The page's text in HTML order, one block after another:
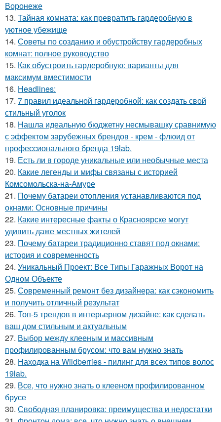
Воронеже
13. Тайная комната: как превратить гардеробную в
уютное убежище
14. Советы по созданию и обустройству гардеробных
комнат: полное руководство
15. Как обустроить гардеробную: варианты для
максимум вместимости
16. Headlines:
17. 7 правил идеальной гардеробной: как создать свой
стильный уголок
18. Нашла идеальную бюджетну несмывашку сравнимую
с эффектом зарубежных брендов - крем - флюид от
профессионального бренда 19lab.
19. Есть ли в городе уникальные или необычные места
20. Какие легенды и мифы связаны с историей
Комсомольска-на-Амуре
21. Почему батареи отопления устанавливаются под
окнами: Основные причины
22. Какие интересные факты о Красноярске могут
удивить даже местных жителей
23. Почему батареи традиционно ставят под окнами:
история и современность
24. Уникальный Проект: Все Типы Гаражных Ворот на
Одном Объекте
25. Современный ремонт без дизайнера: как сэкономить
и получить отличный результат
26. Топ-5 трендов в интерьерном дизайне: как сделать
ваш дом стильным и актуальным
27. Выбор между клееным и массивным
профилированным брусом: что вам нужно знать
28. Находка на Wildberries - пилинг для всех типов волос
19lab.
29. Все, что нужно знать о клееном профилированном
брусе
30. Свободная планировка: преимущества и недостатки